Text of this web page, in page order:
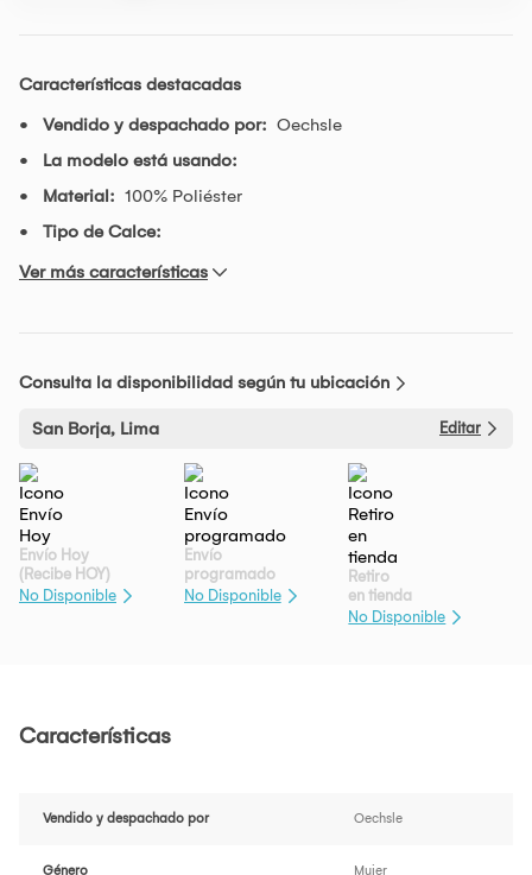
Características destacadas
Vendido y despachado por: Oechsle
La modelo está usando:
Material: 100% Poliéster
Tipo de Calce:
Ver más características
Consulta la disponibilidad según tu ubicación
San Borja, Lima Editar
Envío Hoy
(Recibe HOY)
No Disponible
Envío
programado
No Disponible
Retiro
en tienda
No Disponible
Características
Vendido y despachado por Oechsle
Género Mujer